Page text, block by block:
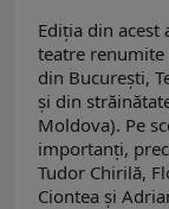
Ediţia din acest
teatre renumite
din Bucureşti,
şi din
Moldova). Pe
importanţi,
Tudor Chirilă,
Ciontea şi